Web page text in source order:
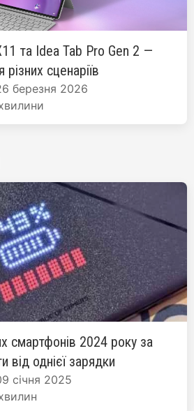
та Idea Tab Pro Gen 2 —
сценаріїв
березня 2026
смартфонів 2024 року за
від однієї зарядки
січня 2025